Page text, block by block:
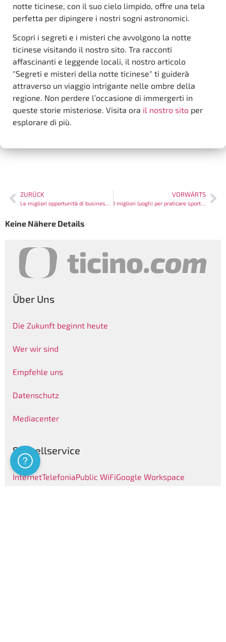
notte ticinese, con il suo cielo limpido, offre una tela
perfetta per dipingere i nostri sogni astronomici.
Scopri i segreti e i misteri che avvolgono la notte
ticinese visitando il nostro sito. Tra racconti
affascinanti e leggende locali, il nostro articolo
"Segreti e misteri della notte ticinese" ti guiderà
attraverso un viaggio intrigante nelle ombre della
regione. Non perdere l’occasione di immergerti in
queste storie misteriose. Visita ora il nostro sito per
esplorare di più.
ZURÜCK VORWÄRTS
I migliori luoghi per praticare sport acquatici in Ticino
Keine Nähere Details
Über Uns
Die Zukunft beginnt heute
Wer wir sind
Empfehle uns
Datenschutz
Mediacenter
Schnellservice
InternetTelefoniaPublic WiFiGoogle Workspace